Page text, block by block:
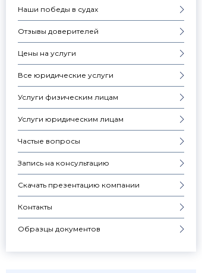
Наши победы в судах
Отзывы доверителей
Цены на услуги
Все юридические услуги
Услуги физическим лицам
Услуги юридическим лицам
Частые вопросы
Запись на консультацию
Скачать презентацию компании
Контакты
Образцы документов